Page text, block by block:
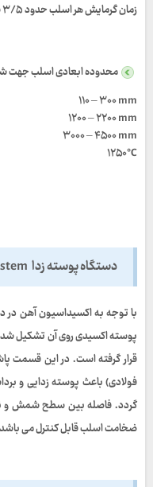
زمان گرمایش هر اسلب حدود۳/۵
محدوده ابعادی اسلب جهت
۱۱۰ – ۳۰۰ mm
۱۲۰۰ – ۲۲۰۰ mm
۳۰۰۰ – ۴۵۰۰ mm
۱۲۵۰°C
دستگاه پوسته زدا Descaler System
با توجه به اکسیداسیون آهن در
پوسته اکسیدی روی آن تشکیل
قرار گرفته است. در این قسمت
فولادی) باعث پوسته زدایی و
گردد. فاصله بین سطح شمش و
ضخامت اسلب قابل کنترل می